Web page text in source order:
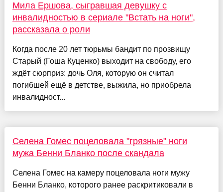
Мила Ершова, сыгравшая девушку с
инвалидностью в сериале "Встать на ноги",
рассказала о роли
Когда после 20 лет тюрьмы бандит по прозвищу
Старый (Гоша Куценко) выходит на свободу, его
ждёт сюрприз: дочь Оля, которую он считал
погибшей ещё в детстве, выжила, но приобрела
инвалидност...
Селена Гомес поцеловала "грязные" ноги
мужа Бенни Бланко после скандала
Селена Гомес на камеру поцеловала ноги мужу
Бенни Бланко, которого ранее раскритиковали в